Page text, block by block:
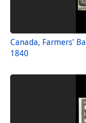
Canada, Farmers'
1840